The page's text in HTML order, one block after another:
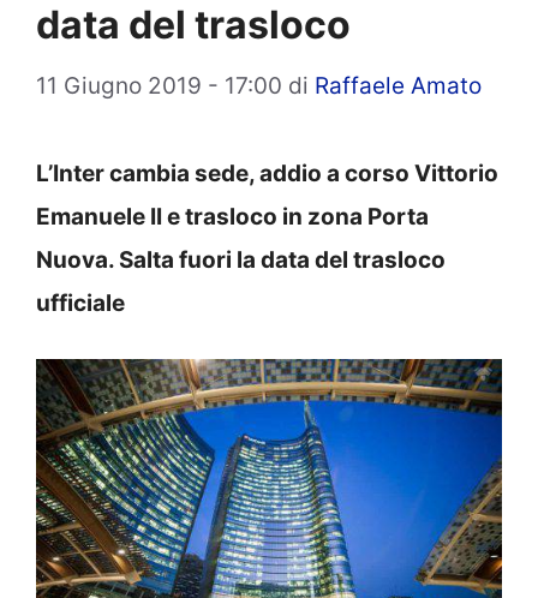
data del trasloco
11 Giugno 2019 - 17:00 di Raffaele Amato
L’Inter cambia sede, addio a corso Vittorio
Emanuele II e trasloco in zona Porta
Nuova. Salta fuori la data del trasloco
ufficiale